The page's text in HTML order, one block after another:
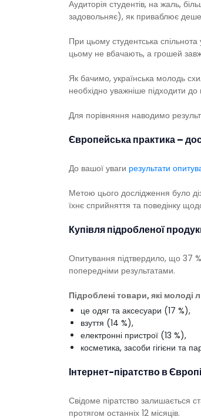
Аудиторія студентів, на жаль,
задовольняє), як приваблює
При цьому студентська
цьому не вбачають, а грошей
Як бачимо, українська молодь
необхідно уважніше підходити
Для порівняння наводимо
Європейська практика –
До вашої уваги результати
Метою цього дослідження було
їхнє сприйняття та поведінку
Купівля підробленої
Опитування підтвердило, що 37
попередніми результатами.
Підроблені товари, які
це одяг та аксесуари (17 %),
взуття (14 %),
електронні пристрої (13 %),
косметика, засоби гігієни та
Інтернет-піратство в Європі
Свідоме піратство залишається
протягом останніх 12 місяців.